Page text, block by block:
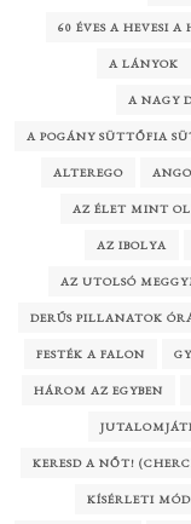
60 ÉVES A HEVESI A
A LÁNYOK
A NAGY
A POGÁNY SÜTTŐFIA
ALTEREGO
AZ ÉLET MINT
AZ IBOLYA
AZ UTOLSÓ
DERŰS PILLANATOK
FESTÉK A FALON
HÁROM AZ EGYBEN
KERESD A NŐT!
KÍSÉRLETI